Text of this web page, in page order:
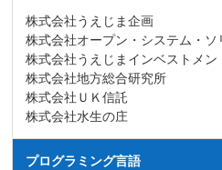
株式会社うえじま企画
株式会社オープン・システム・ソ
株式会社うえじまインベストメン
株式会社地方総合研究所
株式会社ＵＫ信託
株式会社水生の庄
プログラミング言語